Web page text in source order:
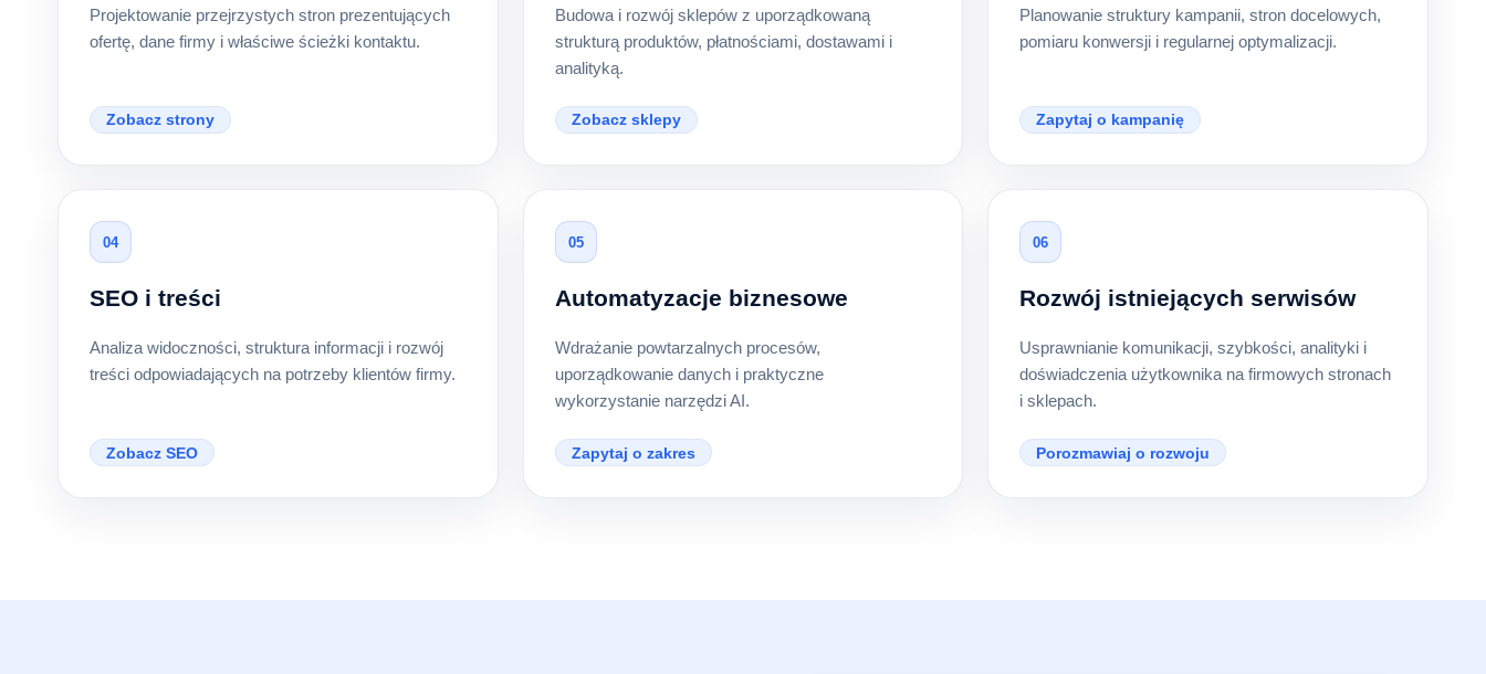
Projektowanie przejrzystych stron prezentujących
ofertę, dane firmy i właściwe ścieżki kontaktu.
Zobacz strony
Budowa i rozwój sklepów z uporządkowaną
strukturą produktów, płatnościami, dostawami i
analityką.
Zobacz sklepy
Planowanie struktury kampanii, stron docelowych,
pomiaru konwersji i regularnej optymalizacji.
Zapytaj o kampanię
04
SEO i treści
Analiza widoczności, struktura informacji i rozwój
treści odpowiadających na potrzeby klientów firmy.
Zobacz SEO
05
Automatyzacje biznesowe
Wdrażanie powtarzalnych procesów,
uporządkowanie danych i praktyczne
wykorzystanie narzędzi AI.
Zapytaj o zakres
06
Rozwój istniejących serwisów
Usprawnianie komunikacji, szybkości, analityki i
doświadczenia użytkownika na firmowych stronach
i sklepach.
Porozmawiaj o rozwoju